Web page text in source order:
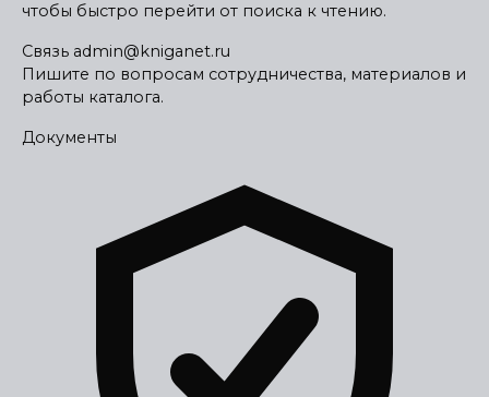
чтобы быстро перейти от поиска к чтению.
Связь admin@kniganet.ru
Пишите по вопросам сотрудничества, материалов и
работы каталога.
Документы